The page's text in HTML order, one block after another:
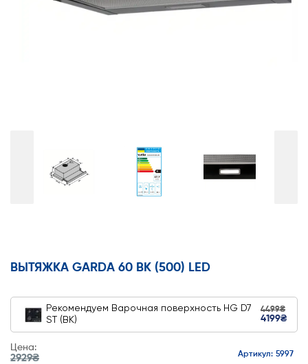
ВЫТЯЖКА GARDA 60 BK (500) LED
Рекомендуем Варочная поверхность HG D7
ST (BK)
4499₴
4199₴
Цена:
2929₴ Артикул: 5997